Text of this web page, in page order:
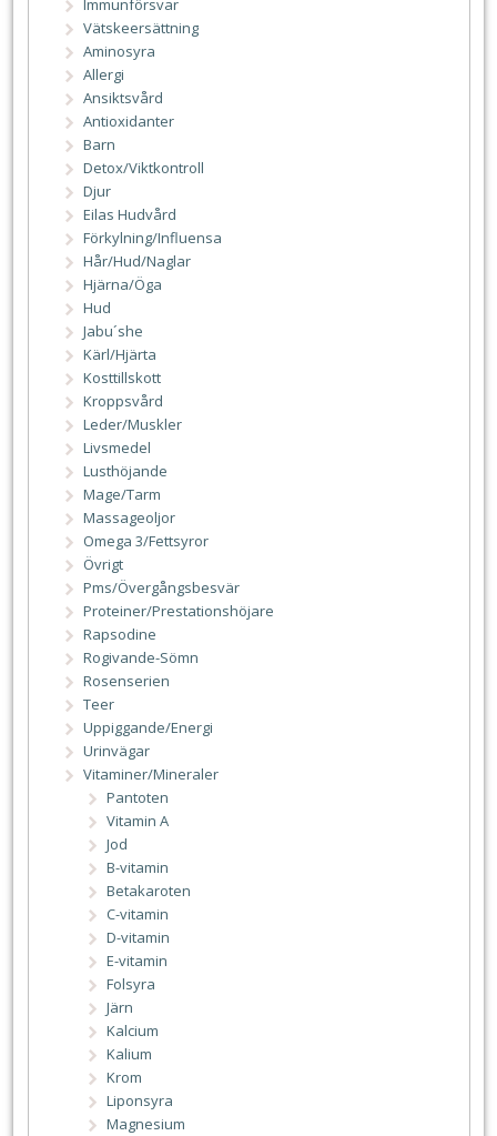
Immunförsvar
Vätskeersättning
Aminosyra
Allergi
Ansiktsvård
Antioxidanter
Barn
Detox/Viktkontroll
Djur
Eilas Hudvård
Förkylning/Influensa
Hår/Hud/Naglar
Hjärna/Öga
Hud
Jabu´she
Kärl/Hjärta
Kosttillskott
Kroppsvård
Leder/Muskler
Livsmedel
Lusthöjande
Mage/Tarm
Massageoljor
Omega 3/Fettsyror
Övrigt
Pms/Övergångsbesvär
Proteiner/Prestationshöjare
Rapsodine
Rogivande-Sömn
Rosenserien
Teer
Uppiggande/Energi
Urinvägar
Vitaminer/Mineraler
Pantoten
Vitamin A
Jod
B-vitamin
Betakaroten
C-vitamin
D-vitamin
E-vitamin
Folsyra
Järn
Kalcium
Kalium
Krom
Liponsyra
Magnesium